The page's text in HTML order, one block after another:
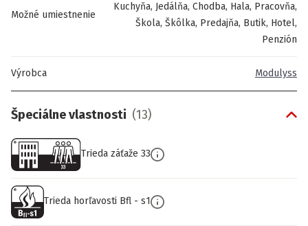
Možné umiestnenie
Kuchyňa, Jedálňa, Chodba, Hala, Pracovňa,
Škola, Škôlka, Predajňa, Butik, Hotel,
Penzión
Výrobca Modulyss
Špeciálne vlastnosti (13)
Trieda záťaže 33
Trieda horľavosti Bfl - s1